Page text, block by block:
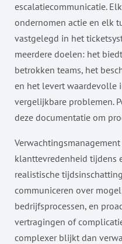
escalatiecommunicatie.
ondernomen actie en elk
vastgelegd in het
meerdere doelen: het
betrokken teams, het
en het levert waardevolle
vergelijkbare problemen.
deze documentatie om
klanttevredenheid tijdens
realistische
communiceren over
bedrijfsprocessen, en
vertragingen of
complexer blijkt dan